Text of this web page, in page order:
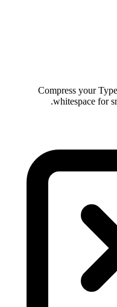
Compress your
whitespace for